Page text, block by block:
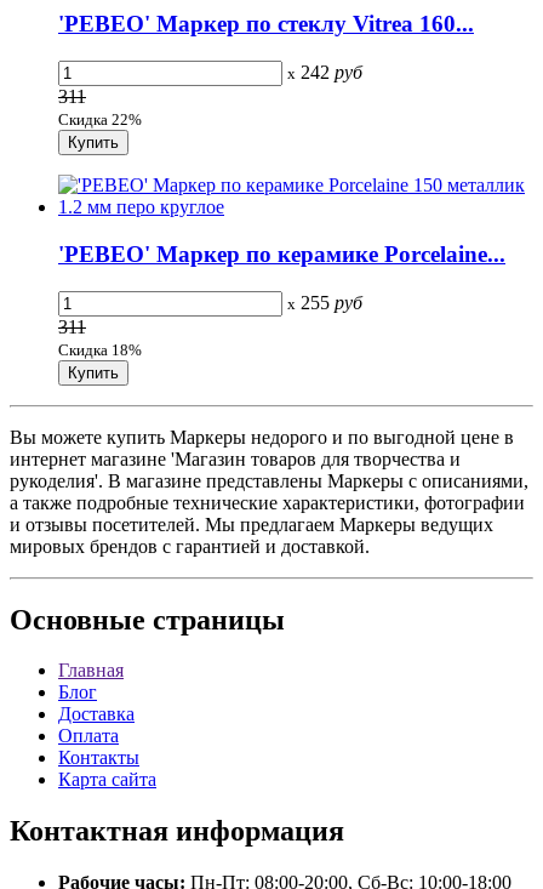
'PEBEO' Маркер по стеклу Vitrea 160...
x 242 руб
311
Скидка 22%
'PEBEO' Маркер по керамике Porcelaine...
x 255 руб
311
Скидка 18%
Вы можете купить Маркеры недорого и по выгодной цене в
интернет магазине 'Магазин товаров для творчества и
рукоделия'. В магазине представлены Маркеры с описаниями,
а также подробные технические характеристики, фотографии
и отзывы посетителей. Мы предлагаем Маркеры ведущих
мировых брендов с гарантией и доставкой.
Основные страницы
Главная
Блог
Доставка
Оплата
Контакты
Карта сайта
Контактная информация
Рабочие часы: Пн-Пт: 08:00-20:00, Сб-Вс: 10:00-18:00